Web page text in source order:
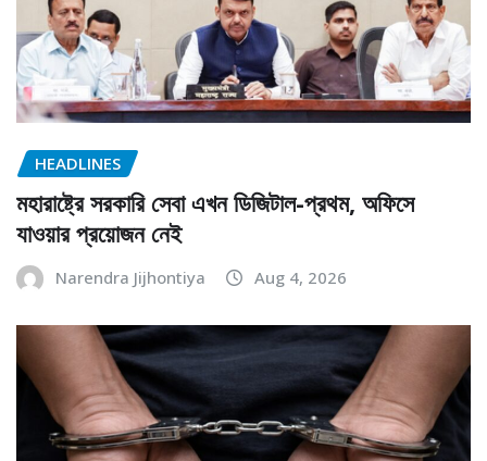
HEADLINES
মহারাষ্ট্রে সরকারি সেবা এখন ডিজিটাল-প্রথম, অফিসে
যাওয়ার প্রয়োজন নেই
Narendra Jijhontiya Aug 4, 2026